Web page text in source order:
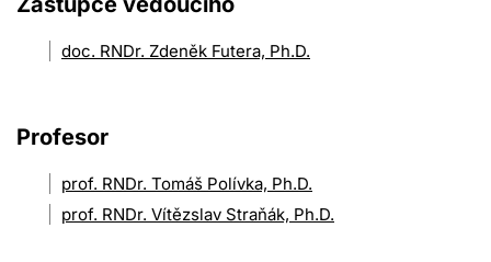
doc. RNDr. Zdeněk Futera, Ph.D.
Profesor
prof. RNDr. Tomáš Polívka, Ph.D.
prof. RNDr. Vítězslav Straňák, Ph.D.